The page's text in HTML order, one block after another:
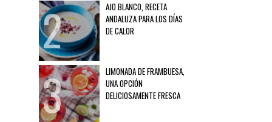
AJO BLANCO, RECETA
ANDALUZA PARA LOS DÍAS
DE CALOR
LIMONADA DE FRAMBUESA,
UNA OPCIÓN
DELICIOSAMENTE FRESCA